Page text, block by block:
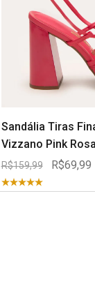
Sandália Tiras
Vizzano Pink Rosa
R$159,99 R$69,99